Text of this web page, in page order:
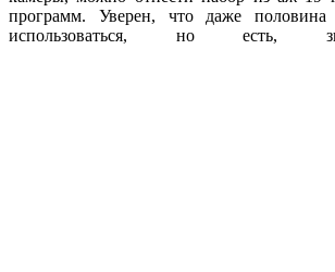
программ. Уверен, что даже
использоваться, но есть,